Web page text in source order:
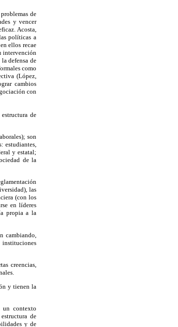
de
y vencer
Acosta,
políticas a
ellos recae
intervención
defensa de
como
(López,
cambios
con
de
son
estudiantes,
y estatal;
de la
las
(con los
en líderes
propia a la
cambiando,
creencias,
y tienen la
un contexto
de
y de